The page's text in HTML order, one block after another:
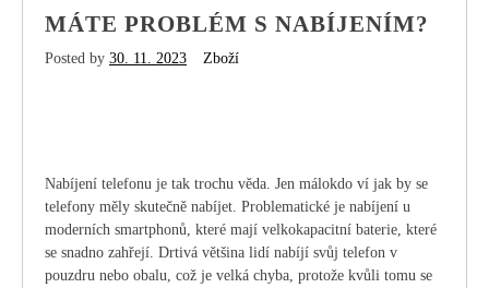
MÁTE PROBLÉM S NABÍJENÍM?
Posted by 30. 11. 2023 Zboží
Nabíjení telefonu je tak trochu věda. Jen málokdo ví jak by se
telefony měly skutečně nabíjet. Problematické je nabíjení u
moderních smartphonů, které mají velkokapacitní baterie, které
se snadno zahřejí. Drtivá většina lidí nabíjí svůj telefon v
pouzdru nebo obalu, což je velká chyba, protože kvůli tomu se